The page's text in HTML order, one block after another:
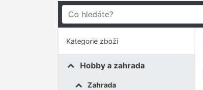
Kategorie zboží
Hobby a zahrada
Zahrada